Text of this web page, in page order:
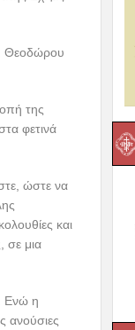
Θεοδώρου
της
φετινά
ώστε να
και
σε μια
Ενώ η
ανούσιες